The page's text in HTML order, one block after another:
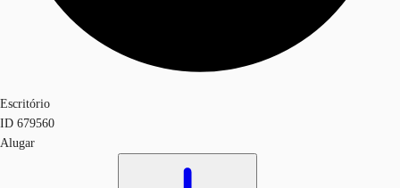
Escritório
ID 679560
Alugar